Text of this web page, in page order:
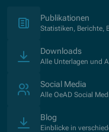
Publikationen
Statistiken, Berichte,
Downloads
Alle Unterlagen und
Social Media
Alle OeAD Social
Blog
Einblicke in